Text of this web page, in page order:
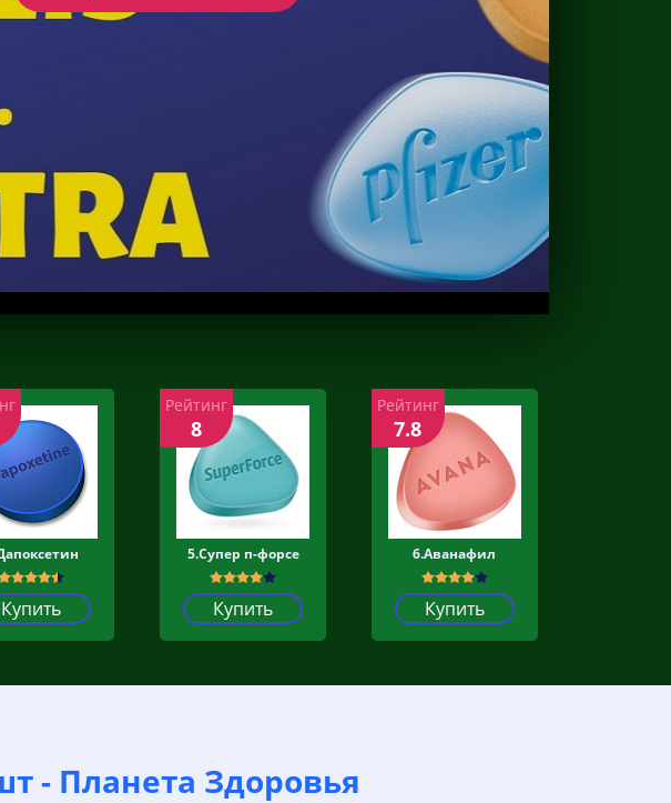
Купить
5.Супер п-форсе
Купить
Рейтинг
8
6.Аванафил
Купить
Рейтинг
7.8
- Планета Здоровья